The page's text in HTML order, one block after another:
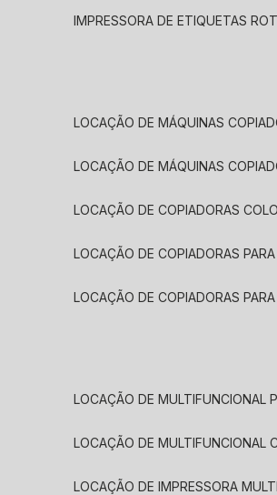
IMPRESSORA DE ETIQUETAS
LOCAÇÃO DE MÁQUINAS
LOCAÇÃO DE MÁQUINAS
LOCAÇÃO DE COPIADORAS
LOCAÇÃO DE COPIADORAS
LOCAÇÃO DE COPIADORAS
LOCAÇÃO DE MULTIFUNCIONAL
LOCAÇÃO DE MULTIFUNCIONAL
LOCAÇÃO DE IMPRESSORA